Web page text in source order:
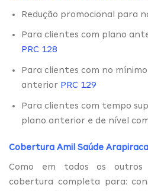
Redução promocional para
Para clientes com plano
PRC 128
Para clientes com no
anterior PRC 129
Para clientes com tempo
plano anterior e de nível
Cobertura Amil Saúde Arapiraca
Como em todos os outros
cobertura completa para: